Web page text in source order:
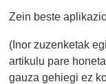
Zein beste
(Inor zuzenketak
artikulu pare
gauza gehiegi ez